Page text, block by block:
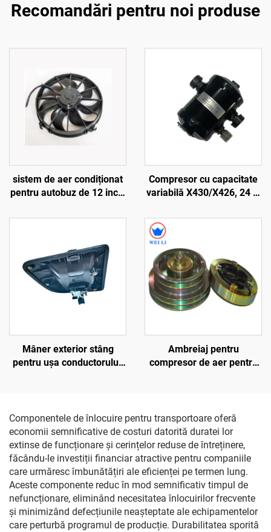
Recomandări pentru noi produse
sistem de aer condiționat
pentru autobuz de 12 inch,
pale curbate
Compresor cu capacitate
variabilă X430/X426, 24 V,
arbore cotit, piesă pentru
autobuze și autocamioane
Thermo King, Bus Carrier,
Transicold
Mâner exterior stâng
pentru ușa conductorului,
Ambreiaj pentru
compresor de aer pentru
Componentele de înlocuire pentru transportoare oferă
economii semnificative de costuri datorită duratei lor
extinse de funcționare și cerințelor reduse de întreținere,
făcându-le investiții financiar atractive pentru companiile
care urmăresc îmbunătățiri ale eficienței pe termen lung.
Aceste componente reduc în mod semnificativ timpul de
nefuncționare, eliminând necesitatea înlocuirilor frecvente
și minimizând defecțiunile neașteptate ale echipamentelor
care perturbă programul de producție. Durabilitatea sporită